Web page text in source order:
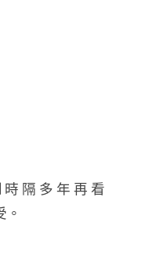
隔多年再看